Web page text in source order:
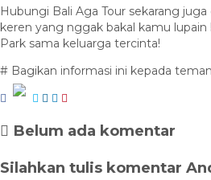
Hubungi Bali Aga Tour sekarang juga
keren yang nggak bakal kamu lupain
Park sama keluarga tercinta!
# Bagikan informasi ini kepada
Belum ada komentar
Silahkan tulis komentar